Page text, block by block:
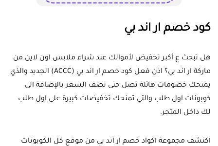
كود خصم ار اند بي
هل تبحث ع أكبر تخفيض لأموالك عند شراء ملابس اون لاين من
ماركة ار اند بي؟ اذن فعل كود خصم ار اند بي (ACCC) الجديد والذي
يمنحك خصومات هائلة تصل حتى نصف السعر بالإضافة الى
كوبونات اول طلب والتي تمنحك تخفيضات كبيرة على اول طلب
لك داخل المتجر.
اكتشف مجموعة اكواد خصم ار اند بي من موقع كل الكوبونات